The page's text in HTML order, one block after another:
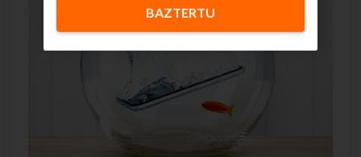
BAZTERTU